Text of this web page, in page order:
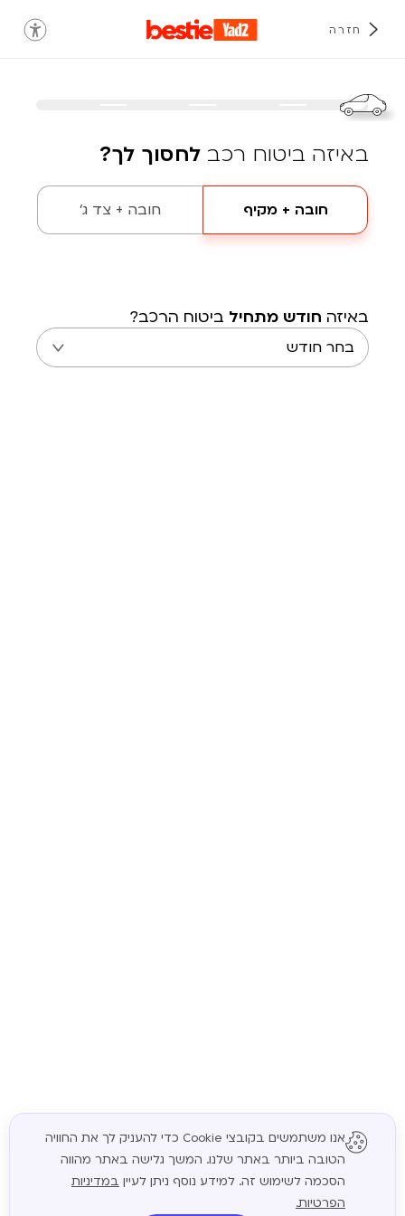
חזרה
באיזה ביטוח רכב לחסוך לך?
חובה + מקיף חובה + צד ג'
באיזה חודש מתחיל ביטוח הרכב?
המשך
אנו משתמשים בקובצי Cookie כדי להעניק לך את החוויה
הטובה ביותר באתר שלנו. המשך גלישה באתר מהווה
הסכמה לשימוש זה. למידע נוסף ניתן לעיין במדיניות
הפרטיות.